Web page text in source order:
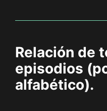
Relación de
episodios
alfabético).